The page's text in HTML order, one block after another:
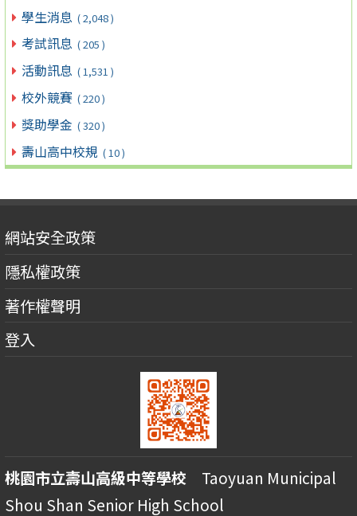
學生消息 ( 2,048 )
考試訊息 ( 205 )
活動訊息 ( 1,531 )
校外競賽 ( 220 )
獎助學金 ( 320 )
壽山高中校規 ( 10 )
網站安全政策
隱私權政策
著作權聲明
登入
桃園市立壽山高級中等學校 Taoyuan Municipal
Shou Shan Senior High School